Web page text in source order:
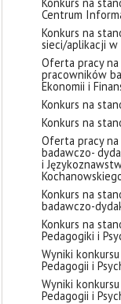
Centrum
Konkurs na
sieci/aplikacji
Oferta pracy
pracowników
Ekonomii i
Konkurs na
Konkurs na
Oferta pracy
badawczo-
i
Konkurs na
badawczo-
Konkurs na
Pedagogiki i
Wyniki
Pedagogii i
Wyniki
Pedagogii i